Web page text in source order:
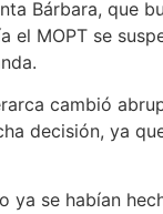
Bárbara, que
el MOPT se
cambió
decisión, ya
ya se habían